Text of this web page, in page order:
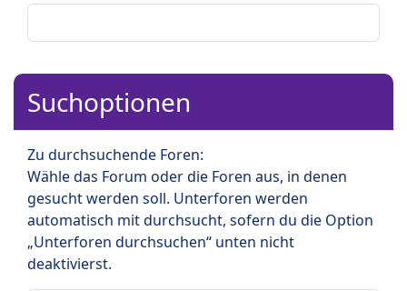
Suchoptionen
Zu durchsuchende Foren:
Wähle das Forum oder die Foren aus, in denen
gesucht werden soll. Unterforen werden
automatisch mit durchsucht, sofern du die Option
„Unterforen durchsuchen“ unten nicht
deaktivierst.